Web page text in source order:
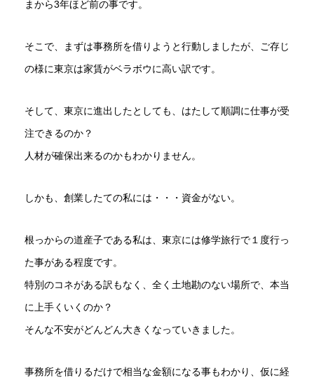
まから3年ほど前の事です。
そこで、まずは事務所を借りようと行動しましたが、ご存じ
の様に東京は家賃がベラボウに高い訳です。
そして、東京に進出したとしても、はたして順調に仕事が受
注できるのか？
人材が確保出来るのかもわかりません。
しかも、創業したての私には・・・資金がない。
根っからの道産子である私は、東京には修学旅行で１度行っ
た事がある程度です。
特別のコネがある訳もなく、全く土地勘のない場所で、本当
に上手くいくのか？
そんな不安がどんどん大きくなっていきました。
事務所を借りるだけで相当な金額になる事もわかり、仮に経